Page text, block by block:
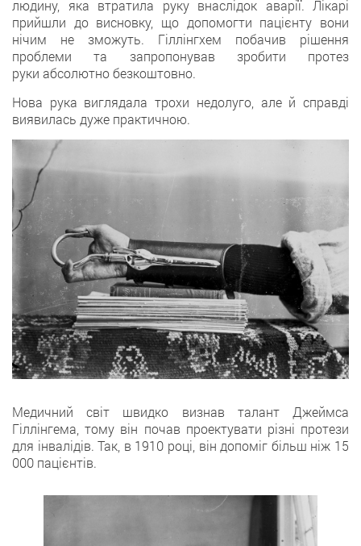
людину, яка втратила руку внаслідок аварії. Лікарі
прийшли до висновку, що допомогти пацієнту вони
нічим не зможуть. Гіллінгхем побачив рішення
проблеми та запропонував зробити протез
руки абсолютно безкоштовно.
Нова рука виглядала трохи недолуго, але й справді
виявилась дуже практичною.
Медичний світ швидко визнав талант Джеймса
Гіллінгема, тому він почав проектувати різні протези
для інвалідів. Так, в 1910 році, він допоміг більш ніж 15
000 пацієнтів.